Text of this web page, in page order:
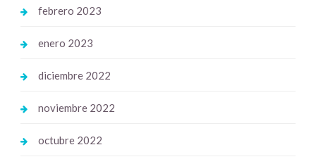
febrero 2023
enero 2023
diciembre 2022
noviembre 2022
octubre 2022